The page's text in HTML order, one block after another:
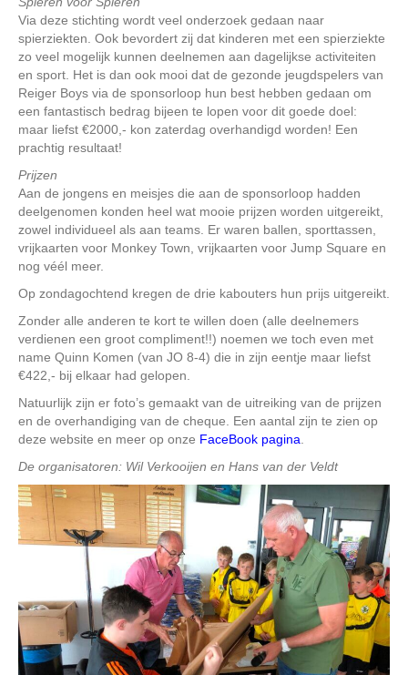
Via deze stichting wordt veel onderzoek gedaan naar
spierziekten. Ook bevordert zij dat kinderen met een spierziekte
zo veel mogelijk kunnen deelnemen aan dagelijkse activiteiten
en sport. Het is dan ook mooi dat de gezonde jeugdspelers van
Reiger Boys via de sponsorloop hun best hebben gedaan om
een fantastisch bedrag bijeen te lopen voor dit goede doel:
maar liefst €2000,- kon zaterdag overhandigd worden! Een
prachtig resultaat!
Prijzen
Aan de jongens en meisjes die aan de sponsorloop hadden
deelgenomen konden heel wat mooie prijzen worden uitgereikt,
zowel individueel als aan teams. Er waren ballen, sporttassen,
vrijkaarten voor Monkey Town, vrijkaarten voor Jump Square en
nog véél meer.
Op zondagochtend kregen de drie kabouters hun prijs uitgereikt.
Zonder alle anderen te kort te willen doen (alle deelnemers
verdienen een groot compliment!!) noemen we toch even met
name Quinn Komen (van JO 8-4) die in zijn eentje maar liefst
€422,- bij elkaar had gelopen.
Natuurlijk zijn er foto’s gemaakt van de uitreiking van de prijzen
en de overhandiging van de cheque. Een aantal zijn te zien op
deze website en meer op onze FaceBook pagina.
De organisatoren: Wil Verkooijen en Hans van der Veldt